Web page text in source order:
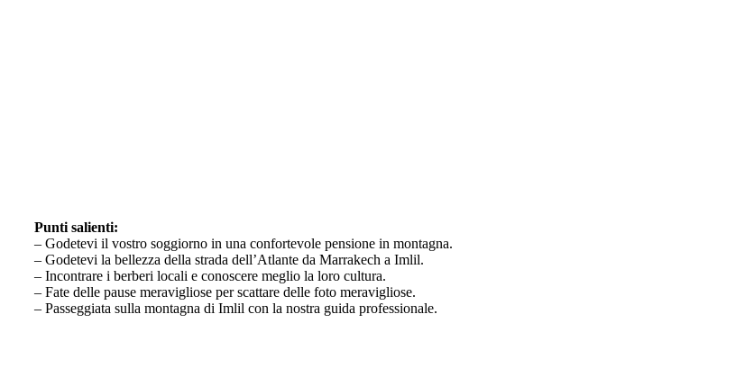
Punti salienti:
– Godetevi il vostro soggiorno in una confortevole pensione in montagna.
– Godetevi la bellezza della strada dell’Atlante da Marrakech a Imlil.
– Incontrare i berberi locali e conoscere meglio la loro cultura.
– Fate delle pause meravigliose per scattare delle foto meravigliose.
– Passeggiata sulla montagna di Imlil con la nostra guida professionale.